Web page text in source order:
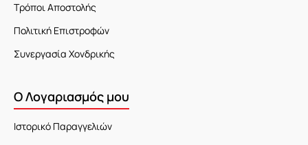
Τρόποι Αποστολής
Πολιτική Επιστροφών
Συνεργασία Χονδρικής
Ο Λογαριασμός μου
Ιστορικό Παραγγελιών